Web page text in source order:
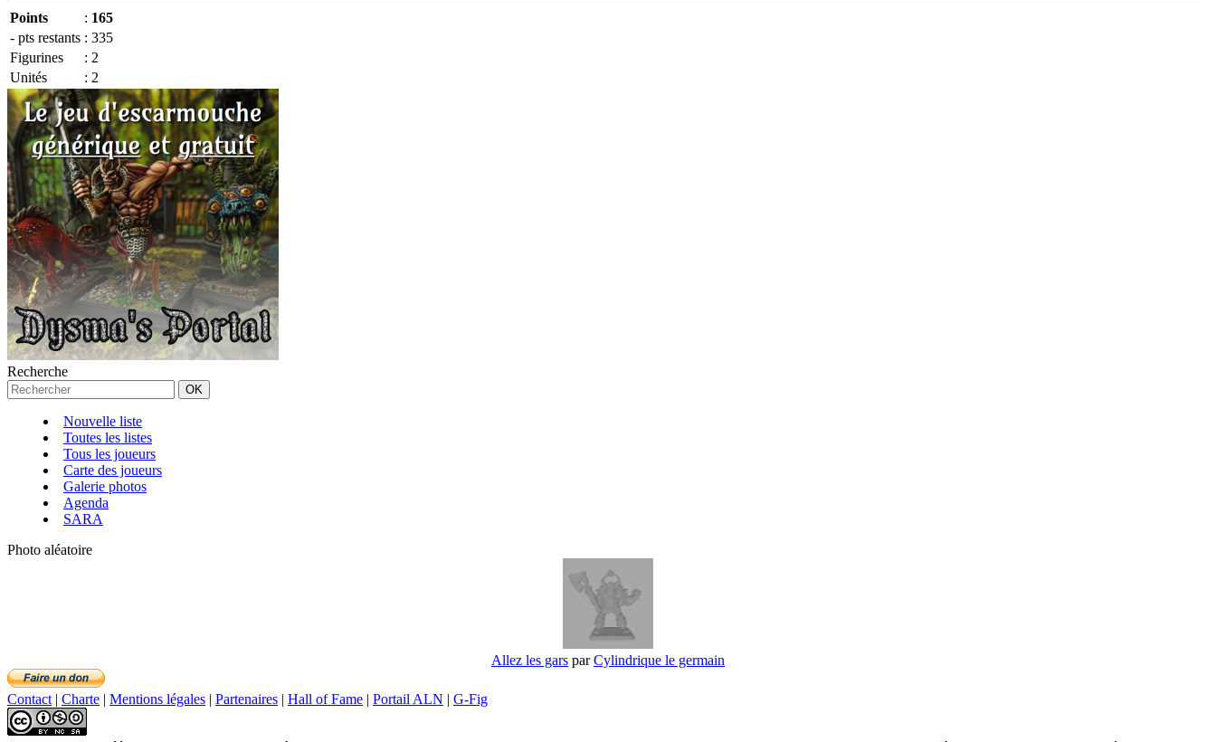
Points : 165
- pts restants : 335
Figurines
: 2
Unités
: 2
Recherche
Nouvelle liste
Toutes les listes
Tous les joueurs
Carte des joueurs
Galerie photos
Agenda
SARA
Photo aléatoire
Allez les gars parCylindrique le germain
Contact | Charte | Mentions légales | Partenaires | Hall of Fame | Portail ALN | G-Fig